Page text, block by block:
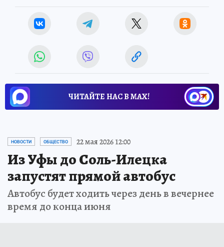
ЧИТАЙТЕ НАС В МАХ!
НОВОСТИ ОБЩЕСТВО 22 мая 2026 12:00
Из Уфы до Соль-Илецка
запустят прямой автобус
Автобус будет ходить через день в вечернее
время до конца июня